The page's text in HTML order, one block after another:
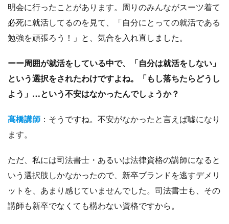
明会に行ったことがあります。周りのみんながスーツ着て
必死に就活してるのを見て、「自分にとっての就活である
勉強を頑張ろう！」と、気合を入れ直しました。
ーー周囲が就活をしている中で、「自分は就活をしない」
という選択をされたわけですよね。「もし落ちたらどうし
よう」…という不安はなかったんでしょうか？
髙橋講師 ：そうですね。不安がなかったと言えば嘘になり
ます。
ただ、私には司法書士・あるいは法律資格の講師になると
いう選択肢しかなかったので、新卒ブランドを逃すデメリ
ットを、あまり感じていませんでした。司法書士も、その
講師も新卒でなくても構わない資格ですから。